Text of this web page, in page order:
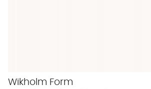
Wikholm Form